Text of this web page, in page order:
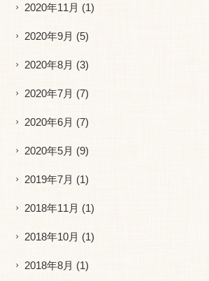
2020年11月 (1)
2020年9月 (5)
2020年8月 (3)
2020年7月 (7)
2020年6月 (7)
2020年5月 (9)
2019年7月 (1)
2018年11月 (1)
2018年10月 (1)
2018年8月 (1)